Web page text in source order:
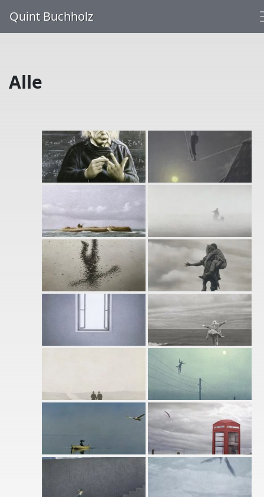
Quint Buchholz
Alle